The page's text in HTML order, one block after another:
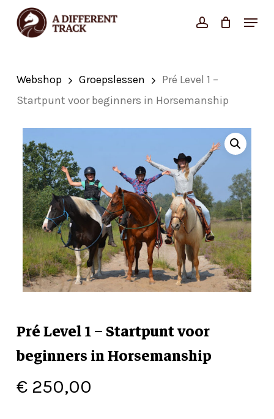
Skip
account
Menu
Cart
Close
Webshop Groepslessen
Pré Level 1 –
Startpunt voor beginners in Horsemanship
Pré Level 1 – Startpunt voor
beginners in Horsemanship
€250,00